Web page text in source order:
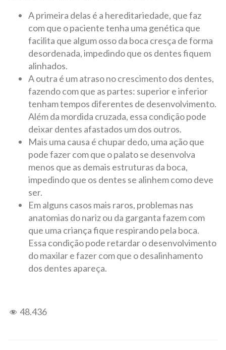
A primeira delas é a hereditariedade, que faz
com que o paciente tenha uma genética que
facilita que algum osso da boca cresça de forma
desordenada, impedindo que os dentes fiquem
alinhados.
A outra é um atraso no crescimento dos dentes,
fazendo com que as partes: superior e inferior
tenham tempos diferentes de desenvolvimento.
Além da mordida cruzada, essa condição pode
deixar dentes afastados um dos outros.
Mais uma causa é chupar dedo, uma ação que
pode fazer com que o palato se desenvolva
menos que as demais estruturas da boca,
impedindo que os dentes se alinhem como deve
ser.
Em alguns casos mais raros, problemas nas
anatomias do nariz ou da garganta fazem com
que uma criança fique respirando pela boca.
Essa condição pode retardar o desenvolvimento
do maxilar e fazer com que o desalinhamento
dos dentes apareça.
48.436